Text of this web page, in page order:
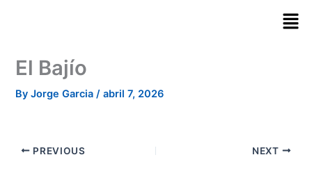
El Bajío
ByJorge Garcia/abril 7, 2026
PREVIOUS NEXT